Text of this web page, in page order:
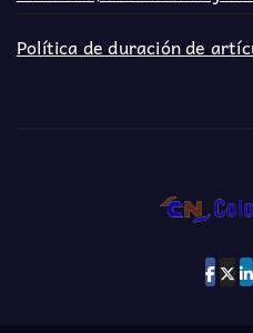
Política de duración de